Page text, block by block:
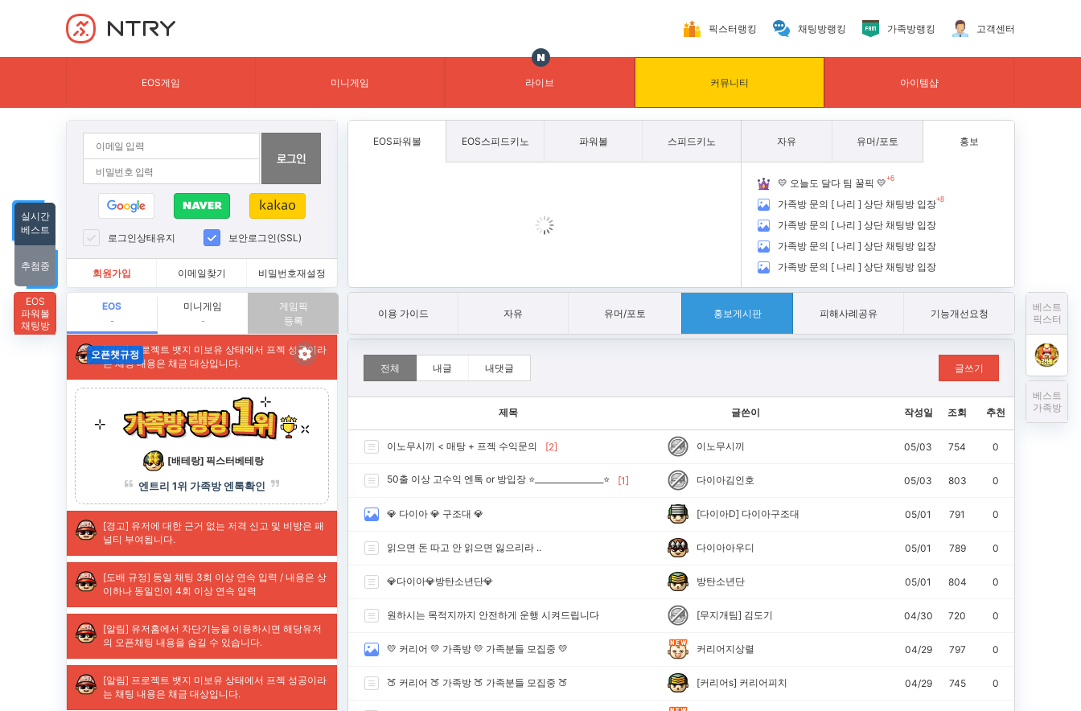
NTRY 픽스터랭킹 채팅방랭킹 가족방랭킹 고객센터
EOS게임 미니게임 라이브 커뮤니티 아이템샵
로그인상태유지 보안로그인(SSL)
회원가입 이메일찾기 비밀번호재설정
EOS
-
미니게임
-
게임픽
등록
EOS파워볼 EOS스피드키노 파워볼 스피드키노 자유 유머/포토 홍보
💛 오늘도 달다 팀 꿀픽 💛+6
가족방 문의 [ 나리 ] 상단 채팅방 입장+8
가족방 문의 [ 나리 ] 상단 채팅방 입장
가족방 문의 [ 나리 ] 상단 채팅방 입장
가족방 문의 [ 나리 ] 상단 채팅방 입장
실시간
베스트
추첨중
EOS
파워볼
채팅방
베스트
픽스터
베스트
가족방
이용 가이드 자유 유머/포토 홍보게시판 피해사례공유 기능개선요청
전체 내글 내댓글 글쓰기
제목 글쓴이 작성일 조회 추천
이노무시끼 < 매탕 + 프젝 수익문의 [2] 이노무시끼 05/03 754 0
50출 이상 고수익 엔톡 or 방입장 ⭐_________________⭐ [1] 다이아김인호 05/03 803 0
💎 다이아 💎 구조대 💎 [다이아D] 다이아구조대 05/01 791 0
읽으면 돈 따고 안 읽으면 잃으리라 .. 다이아아우디 05/01 789 0
💎다이아💎방탄소년단💎 방탄소년단 05/01 804 0
원하시는 목적지까지 안전하게 운행 시켜드립니다 [무지개팀] 김도기 04/30 720 0
💛 커리어 💛 가족방 💛 가족분들 모집중 💛 커리어지상렬 04/29 797 0
🍑 커리어 🍑 가족방 🍑 가족분들 모집중 🍑 [커리어s] 커리어피치 04/29 745 0